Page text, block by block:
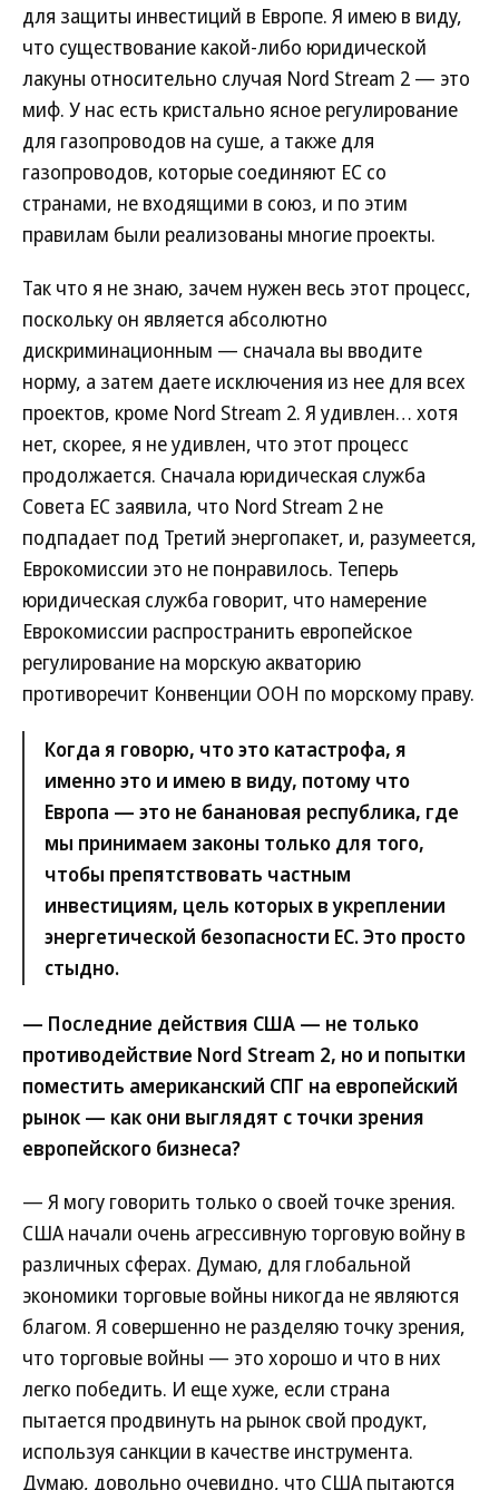
для защиты инвестиций в Европе. Я имею в виду,
что существование какой-либо юридической
лакуны относительно случая Nord Stream 2 — это
миф. У нас есть кристально ясное регулирование
для газопроводов на суше, а также для
газопроводов, которые соединяют ЕС со
странами, не входящими в союз, и по этим
правилам были реализованы многие проекты.
Так что я не знаю, зачем нужен весь этот процесс,
поскольку он является абсолютно
дискриминационным — сначала вы вводите
норму, а затем даете исключения из нее для всех
проектов, кроме Nord Stream 2. Я удивлен… хотя
нет, скорее, я не удивлен, что этот процесс
продолжается. Сначала юридическая служба
Совета ЕС заявила, что Nord Stream 2 не
подпадает под Третий энергопакет, и, разумеется,
Еврокомиссии это не понравилось. Теперь
юридическая служба говорит, что намерение
Еврокомиссии распространить европейское
регулирование на морскую акваторию
противоречит Конвенции ООН по морскому праву.
Когда я говорю, что это катастрофа, я
именно это и имею в виду, потому что
Европа — это не банановая республика, где
мы принимаем законы только для того,
чтобы препятствовать частным
инвестициям, цель которых в укреплении
энергетической безопасности ЕС. Это просто
стыдно.
— Последние действия США — не только
противодействие Nord Stream 2, но и попытки
поместить американский СПГ на европейский
рынок — как они выглядят с точки зрения
европейского бизнеса?
— Я могу говорить только о своей точке зрения.
США начали очень агрессивную торговую войну в
различных сферах. Думаю, для глобальной
экономики торговые войны никогда не являются
благом. Я совершенно не разделяю точку зрения,
что торговые войны — это хорошо и что в них
легко победить. И еще хуже, если страна
пытается продвинуть на рынок свой продукт,
используя санкции в качестве инструмента.
Думаю, довольно очевидно, что США пытаются